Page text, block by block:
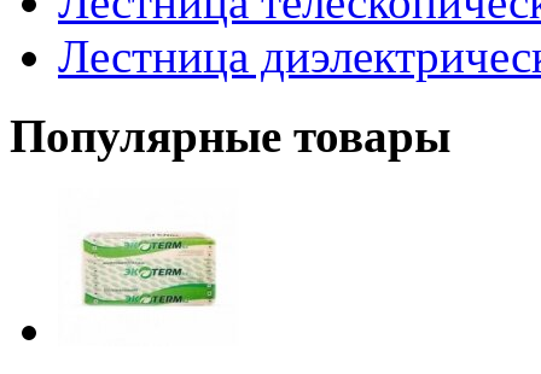
Лестница
Популярные товары